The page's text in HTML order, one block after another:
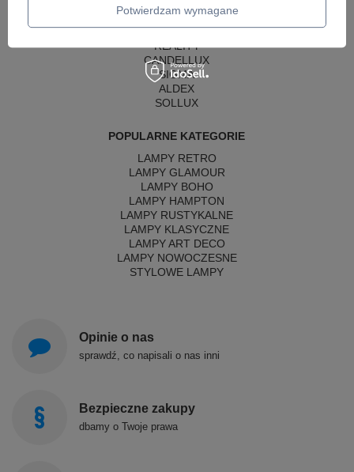
MAYTONI
ARGON
REALITY
CANDELLUX
SIGMA
ALDEX
SOLLUX
POPULARNE KATEGORIE
LAMPY RETRO
LAMPY GLAMOUR
LAMPY BOHO
LAMPY HAMPTON
LAMPY RUSTYKALNE
LAMPY KLASYCZNE
LAMPY ART DECO
LAMPY NOWOCZESNE
STYLOWE LAMPY
Opinie o nas
sprawdź, co napisali o nas inni
Bezpieczne zakupy
dbamy o Twoje prawa
Potwierdzam wymagane